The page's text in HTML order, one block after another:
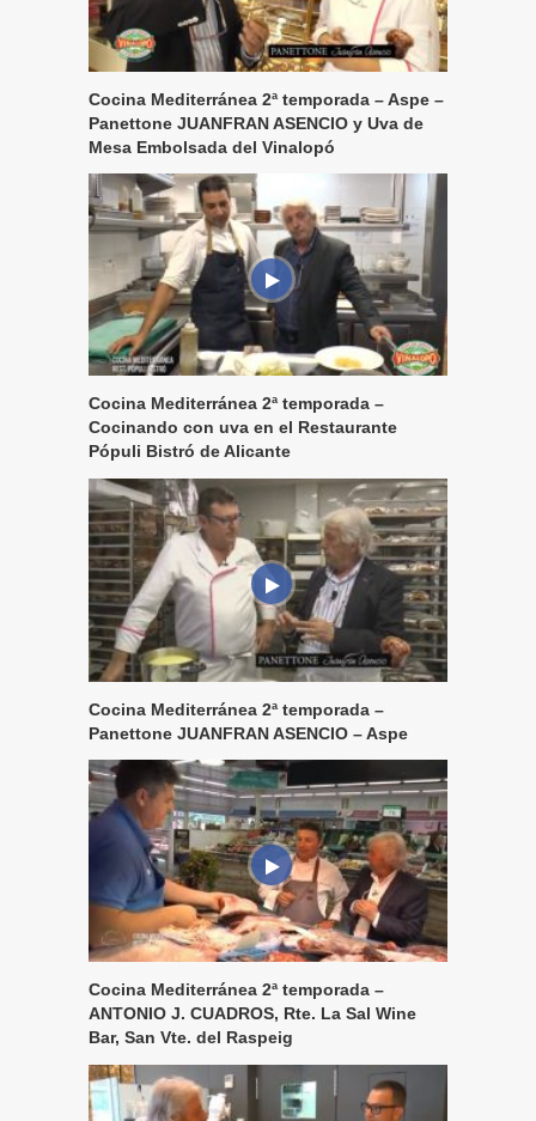
Cocina Mediterránea 2ª temporada – Aspe –
Panettone JUANFRAN ASENCIO y Uva de
Mesa Embolsada del Vinalopó
Cocina Mediterránea 2ª temporada –
Cocinando con uva en el Restaurante
Pópuli Bistró de Alicante
Cocina Mediterránea 2ª temporada –
Panettone JUANFRAN ASENCIO – Aspe
Cocina Mediterránea 2ª temporada –
ANTONIO J. CUADROS, Rte. La Sal Wine
Bar, San Vte. del Raspeig